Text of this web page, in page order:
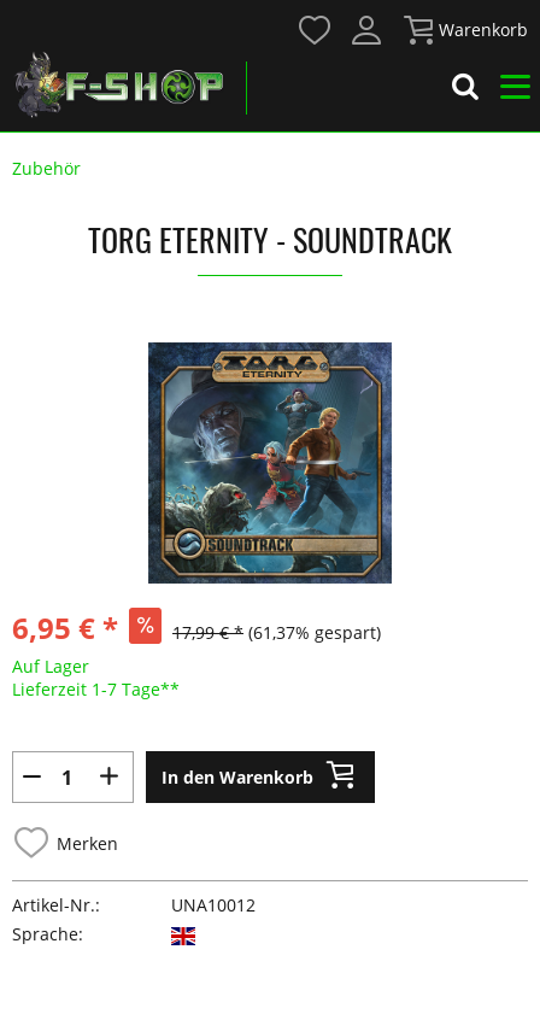
Warenkorb
Zubehör
TORG ETERNITY - SOUNDTRACK
6,95 € * 17,99 € * (61,37% gespart)
Auf Lager
Lieferzeit 1-7 Tage**
In den Warenkorb
Merken
Artikel-Nr.:
UNA10012
Sprache: